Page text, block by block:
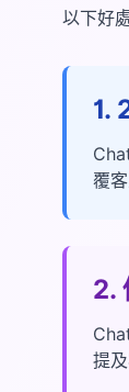
以下好
1.
覆
2.
提